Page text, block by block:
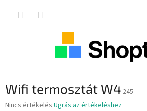
Wifi termosztát W4 245
A
Nincs értékelés Ugrás az értékeléshez